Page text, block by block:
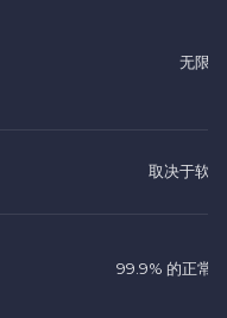
无限
取决于软
99.9% 的正常